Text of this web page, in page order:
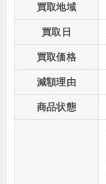
買取地域
買取日
買取価格
減額理由
商品状態